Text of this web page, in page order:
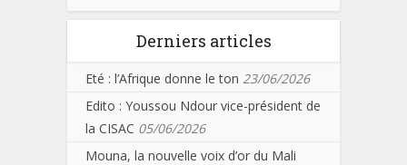
Derniers articles
Eté : l’Afrique donne le ton 23/06/2026
Edito : Youssou Ndour vice-président de
la CISAC 05/06/2026
Mouna, la nouvelle voix d’or du Mali